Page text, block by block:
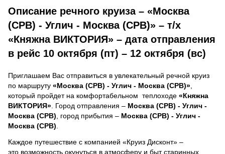
Описание речного круиза – «Москва
(СРВ) - Углич - Москва (СРВ)» – т/х
«Княжна ВИКТОРИЯ» – дата отправления
в рейс 10 октября (пт) – 12 октября (вс)
Приглашаем Вас отправиться в увлекательный речной круиз
по маршруту «Москва (СРВ) - Углич - Москва (СРВ)»
который пройдет на комфортабельном теплоходе «Княжна
ВИКТОРИЯ» . Город отправления – Москва (СРВ) - Углич -
Москва (СРВ) , город прибытия – Москва (СРВ) - Углич -
Москва (СРВ)
Каждое путешествие с компанией «Круиз Дисконт» –
это возможность окунуться в атмосферу и быт старинных